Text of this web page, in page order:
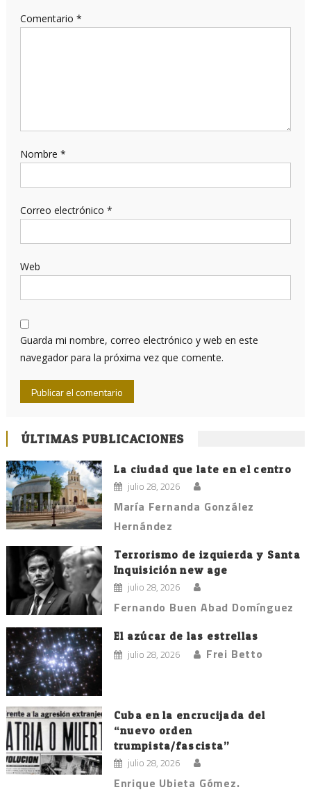
Comentario *
Nombre *
Correo electrónico *
Web
Guarda mi nombre, correo electrónico y web en este
navegador para la próxima vez que comente.
ÚLTIMAS PUBLICACIONES
La ciudad que late en el centro
julio 28, 2026
María Fernanda González
Hernández
Terrorismo de izquierda y Santa
Inquisición new age
julio 28, 2026
Fernando Buen Abad Domínguez
El azúcar de las estrellas
julio 28, 2026 Frei Betto
Cuba en la encrucijada del
“nuevo orden
trumpista/fascista”
julio 28, 2026
Enrique Ubieta Gómez.